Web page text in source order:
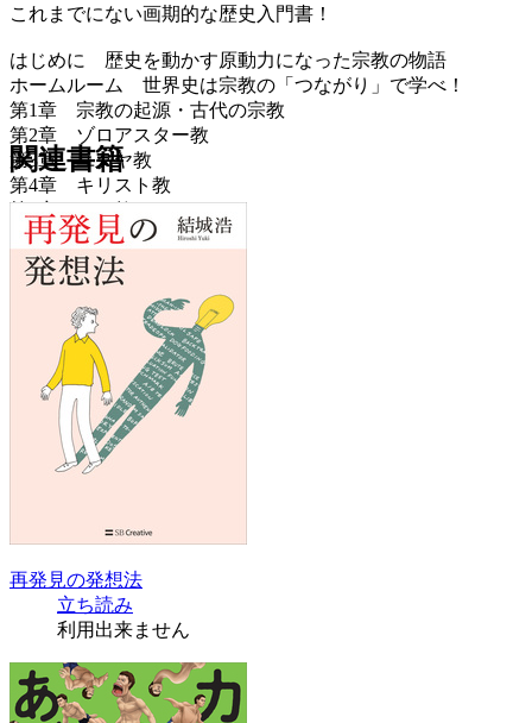
これまでにない画期的な歴史入門書！
はじめに 歴史を動かす原動力になった宗教の物語
ホームルーム 世界史は宗教の「つながり」で学べ！
第1章 宗教の起源・古代の宗教
第2章 ゾロアスター教
第3章 ユダヤ教
第4章 キリスト教
第5章 マニ教
第6章 イスラーム
第7章 ヒンドゥー教
第8章 ジャイナ教
第9章 仏教
第10章 シク教
第11章 儒教
第12章 道教
第13章 神道
おわりに 続きを読む
関連書籍
再発見の発想法
立ち読み
利用出来ません